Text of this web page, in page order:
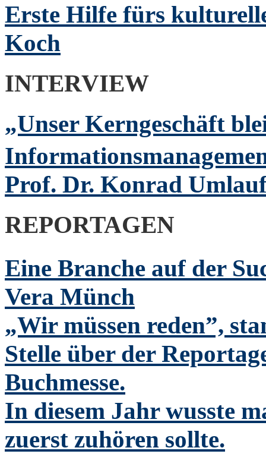
Erste Hilfe fürs
Koch
INTERVIEW
„Unser Kerngeschäft
Prof. Dr. Konrad
REPORTAGEN
Eine Branche auf der
Vera Münch
„Wir müssen reden”,
Stelle über der
Buchmesse.
In diesem Jahr wusste
zuerst zuhören sollte.